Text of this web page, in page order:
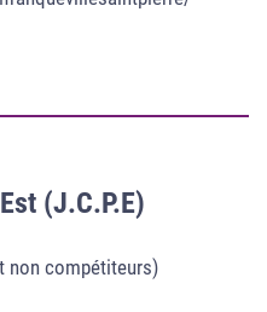
(J.C.P.E)
non compétiteurs)